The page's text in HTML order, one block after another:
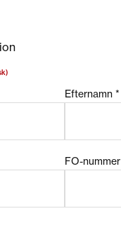
Efternamn *
FO-nummer